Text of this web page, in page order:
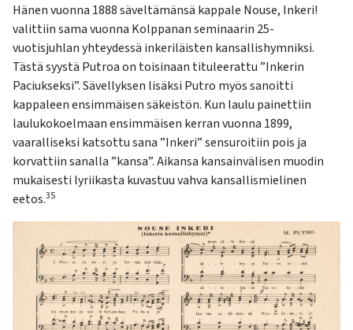
Hänen vuonna 1888 säveltämänsä kappale Nouse, Inkeri!
valittiin sama vuonna Kolppanan seminaarin 25-
vuotisjuhlan yhteydessä inkeriläisten kansallishymniksi.
Tästä syystä Putroa on toisinaan tituleerattu ”Inkerin
Paciukseksi”. Sävellyksen lisäksi Putro myös sanoitti
kappaleen ensimmäisen säkeistön. Kun laulu painettiin
laulukokoelmaan ensimmäisen kerran vuonna 1899,
vaaralliseksi katsottu sana ”Inkeri” sensuroitiin pois ja
korvattiin sanalla ”kansa”. Aikansa kansainvälisen muodin
mukaisesti lyriikasta kuvastuu vahva kansallismielinen
eetos.35